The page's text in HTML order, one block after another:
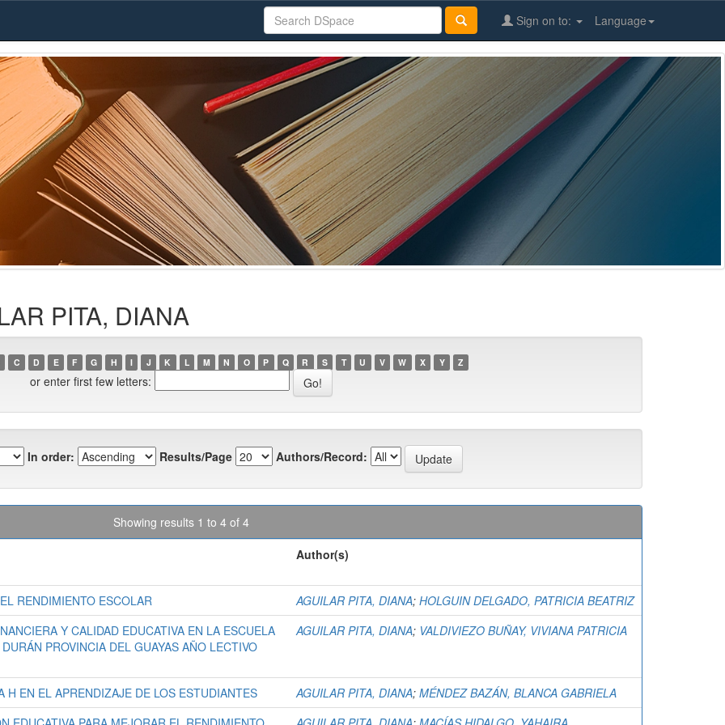
Language
Sign on to:
PITA, DIANA
C D E F G H I J K L M N O P Q R S T U V W X Y Z
or enter first few letters:
In order: Results/Page Authors/Record:
Showing results 1 to 4 of 4
Author(s)
RENDIMIENTO ESCOLAR AGUILAR PITA, DIANA; HOLGUIN DELGADO, PATRICIA BEATRIZ
Y CALIDAD EDUCATIVA EN LA ESCUELA
PROVINCIA DEL GUAYAS AÑO LECTIVO
AGUILAR PITA, DIANA; VALDIVIEZO BUÑAY, VIVIANA PATRICIA
EN EL APRENDIZAJE DE LOS ESTUDIANTES AGUILAR PITA, DIANA; MÉNDEZ BAZÁN, BLANCA GABRIELA